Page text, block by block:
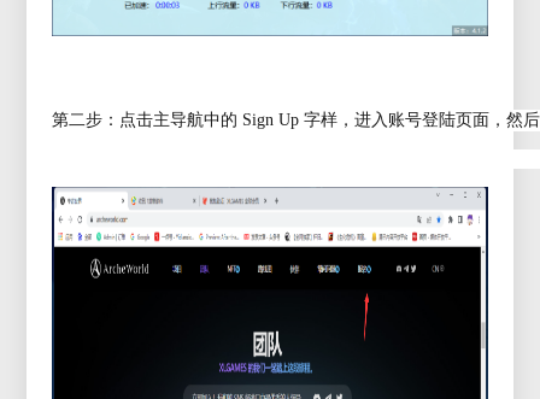
第二步：点击主导航中的 Sign Up 字样，进入账号登陆页面，然